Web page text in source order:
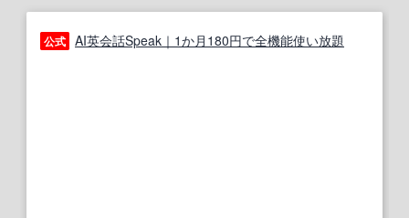
公式 AI英会話Speak｜1か月180円で全機能使い放題